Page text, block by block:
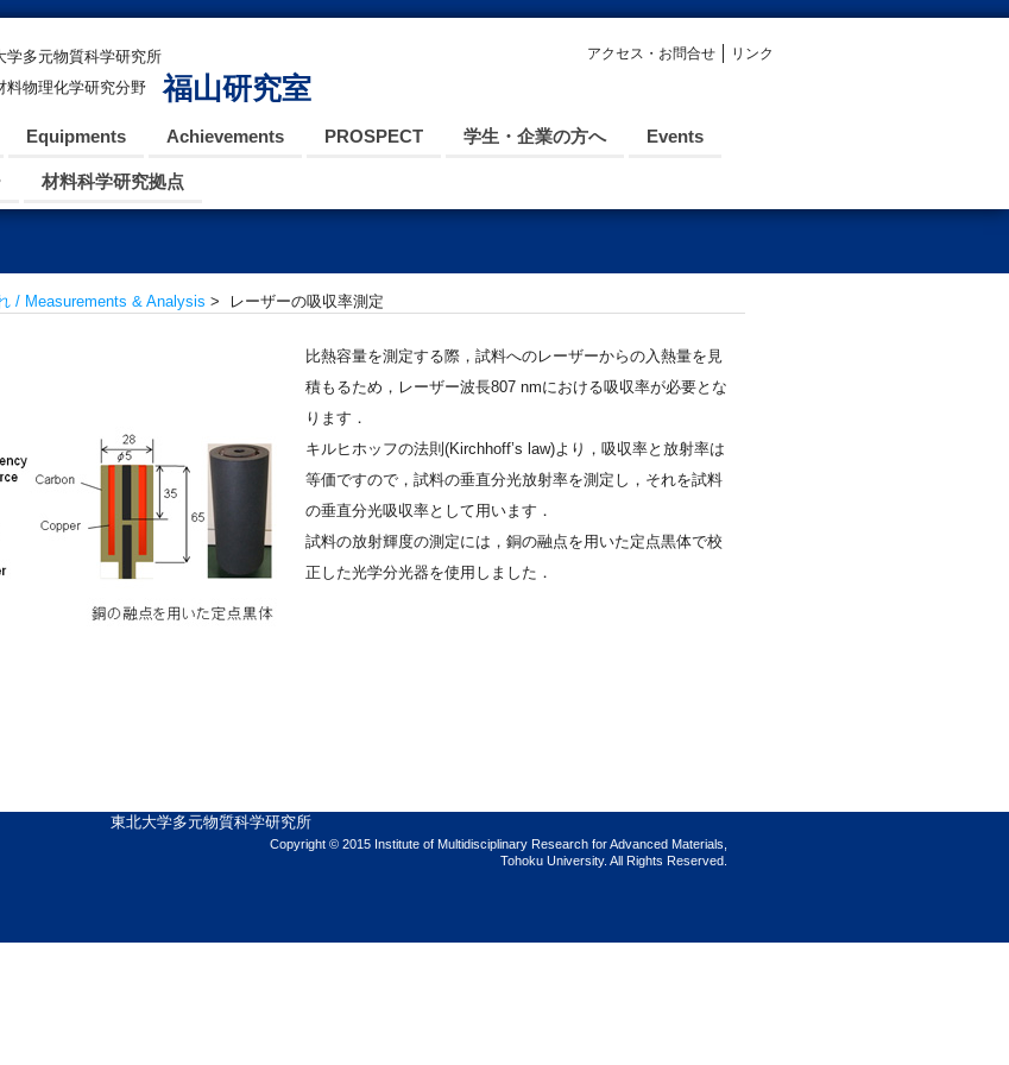
学多元物質科学研究所
料物理化学研究分野
福山研究室
Equipments Achievements PROSPECT 学生・企業の方へ Events
材料科学研究拠点
アクセス・お問合せ リンク
/ Measurements & Analysis > レーザーの吸収率測定
比熱容量を測定する際，試料へのレーザーからの入熱量を見
積もるため，レーザー波長807 nmにおける吸収率が必要とな
ります．
キルヒホッフの法則(Kirchhoff’s law)より，吸収率と放射率は
等価ですので，試料の垂直分光放射率を測定し，それを試料
の垂直分光吸収率として用います．
試料の放射輝度の測定には，銅の融点を用いた定点黒体で校
正した光学分光器を使用しました．
東北大学多元物質科学研究所
Copyright © 2015 Institute of Multidisciplinary Research for Advanced Materials,
Tohoku University. All Rights Reserved.